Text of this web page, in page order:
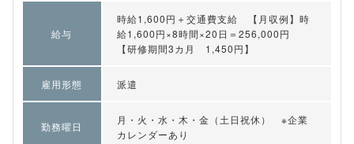
給与
時給1,600円＋交通費支給 【月収例】時
給1,600円×8時間×20日＝256,000円
【研修期間3カ月 1,450円】
雇用形態 派遣
勤務曜日
月・火・水・木・金（土日祝休） ※企業
カレンダーあり